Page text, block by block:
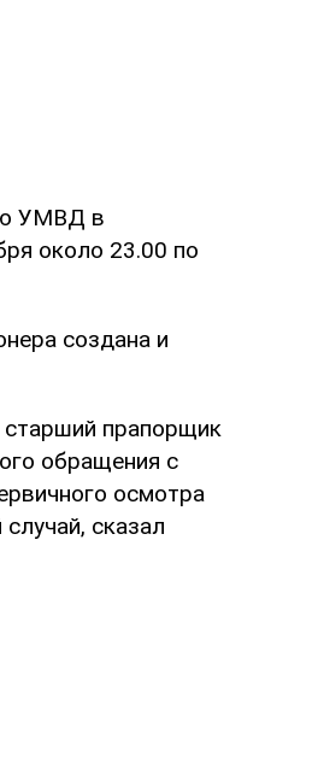
УМВД в
около 23.00 по
создана и
старший прапорщик
обращения с
осмотра
сказал